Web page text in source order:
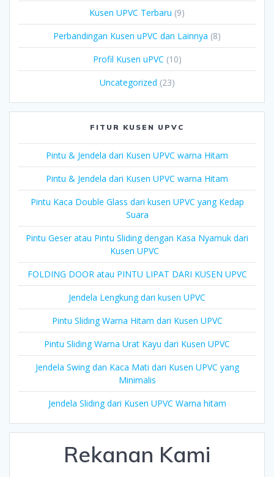
Kusen UPVC Terbaru (9)
Perbandingan Kusen uPVC dan Lainnya (8)
Profil Kusen uPVC (10)
Uncategorized (23)
FITUR KUSEN UPVC
Pintu & Jendela dari Kusen UPVC warna Hitam
Pintu & Jendela dari Kusen UPVC warna Hitam
Pintu Kaca Double Glass dari kusen UPVC yang Kedap
Suara
Pintu Geser atau Pintu Sliding dengan Kasa Nyamuk dari
Kusen UPVC
FOLDING DOOR atau PINTU LIPAT DARI KUSEN UPVC
Jendela Lengkung dari kusen UPVC
Pintu Sliding Warna Hitam dari Kusen UPVC
Pintu Sliding Warna Urat Kayu dari Kusen UPVC
Jendela Swing dan Kaca Mati dari Kusen UPVC yang
Minimalis
Jendela Sliding dari Kusen UPVC Warna hitam
Rekanan Kami